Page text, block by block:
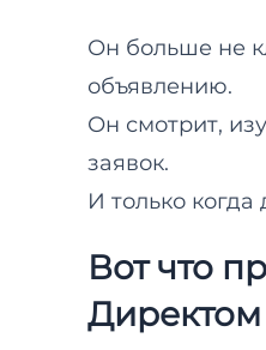
Он больше не
объявлению.
Он смотрит,
заявок.
И только
Вот что